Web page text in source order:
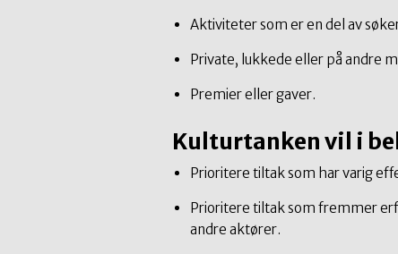
Aktiviteter som er en del av
Private, lukkede eller på andre
Premier eller gaver.
Kulturtanken vil i
Prioritere tiltak som har varig
Prioritere tiltak som fremmer
andre aktører.